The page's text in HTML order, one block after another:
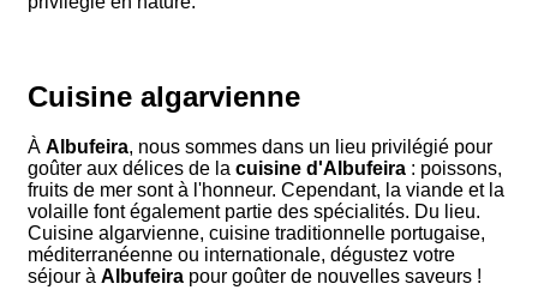
Cuisine algarvienne
À Albufeira, nous sommes dans un lieu privilégié pour
goûter aux délices de la cuisine d'Albufeira : poissons,
fruits de mer sont à l'honneur. Cependant, la viande et la
volaille font également partie des spécialités. Du lieu.
Cuisine algarvienne, cuisine traditionnelle portugaise,
méditerranéenne ou internationale, dégustez votre
séjour à Albufeira pour goûter de nouvelles saveurs !